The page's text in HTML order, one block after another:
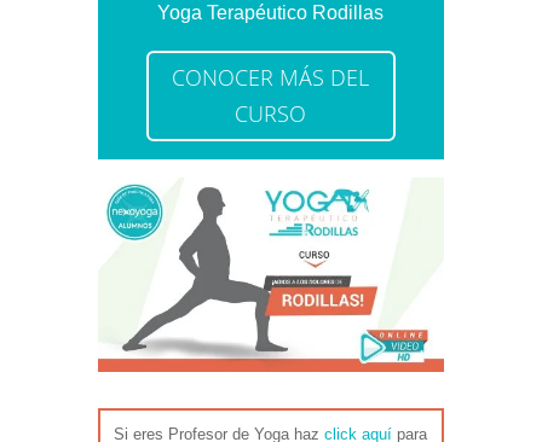
Yoga Terapéutico Rodillas
CONOCER MÁS DEL
CURSO
Si eres Profesor de Yoga haz click aquípara